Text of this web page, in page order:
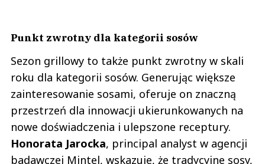
Punkt zwrotny dla kategorii sosów
Sezon grillowy to także punkt zwrotny w skali
roku dla kategorii sosów. Generując większe
zainteresowanie sosami, oferuje on znaczną
przestrzeń dla innowacji ukierunkowanych na
nowe doświadczenia i ulepszone receptury.
Honorata Jarocka, principal analyst w agencji
badawczej Mintel, wskazuje, że tradycyjne sosy,